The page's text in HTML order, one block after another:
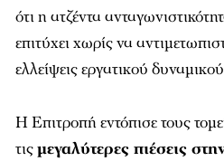
ότι η ατζέντα
επιτύχει χωρίς να
ελλείψεις εργατικού
Η Επιτροπή εντόπισε τους
τιςμεγαλύτερες πιέσεις